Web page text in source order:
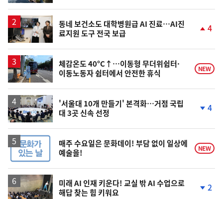
일
동네 보건소도 대학병원급 AI 진료…AI진
료지원 도구 전국 보급
상
승
4
체감온도 40°C↑…이동형 무더위쉼터·
이동노동자 쉼터에서 안전한 휴식
NEW
'서울대 10개 만들기' 본격화…거점 국립
대 3곳 신속 선정
하
락
4
매주 수요일은 문화데이! 부담 없이 일상에
예술을!
NEW
미래 AI 인재 키운다! 교실 밖 AI 수업으로
해답 찾는 힘 키워요
2